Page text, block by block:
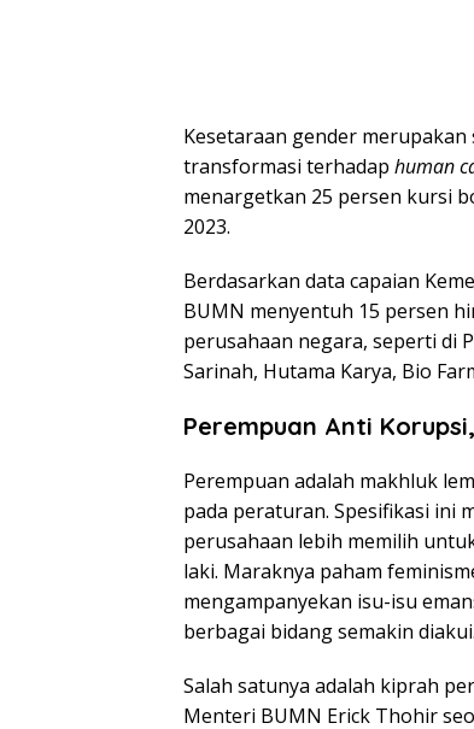
Kesetaraan gender
transformasi terhadap human
menargetkan 25 persen kursi
2023.
Berdasarkan data capaian
BUMN menyentuh 15 persen
perusahaan negara, seperti di
Sarinah, Hutama Karya, Bio
Perempuan Anti
Perempuan adalah makhluk
pada peraturan. Spesifikasi ini
perusahaan lebih memilih
laki. Maraknya paham
mengampanyekan isu-isu
berbagai bidang semakin diakui.
Salah satunya adalah kiprah
Menteri BUMN Erick Thohir